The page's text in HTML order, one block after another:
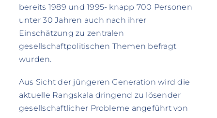
bereits 1989 und 1995- knapp 700 Personen
unter 30 Jahren auch nach ihrer
Einschätzung zu zentralen
gesellschaftpolitischen Themen befragt
wurden.
Aus Sicht der jüngeren Generation wird die
aktuelle Rangskala dringend zu lösender
gesellschaftlicher Probleme angeführt von